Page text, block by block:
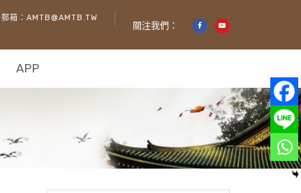
箱：AMTB@AMTB.TW
關注我們：
APP